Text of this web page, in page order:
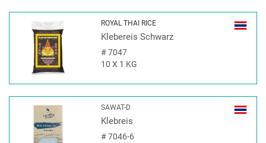
ROYAL THAI RICE
Klebereis Schwarz
#7047
10 X 1 KG
SAWAT-D
Klebreis
#7046-6